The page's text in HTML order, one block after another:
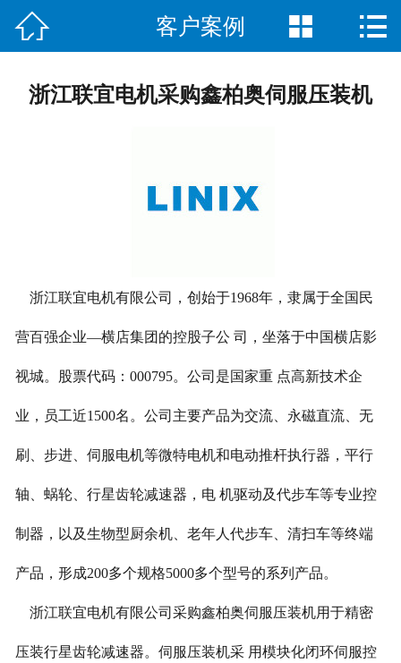
首页
售后服务
在线留言
联系我们
 客户案例  
浙江联宜电机采购鑫柏奥伺服压装机
浙江联宜电机有限公司，创始于1968年，隶属于全国民
营百强企业—横店集团的控股子公 司，坐落于中国横店影
视城。股票代码：000795。公司是国家重 点高新技术企
业，员工近1500名。公司主要产品为交流、永磁直流、无
刷、步进、伺服电机等微特电机和电动推杆执行器，平行
轴、蜗轮、行星齿轮减速器，电 机驱动及代步车等专业控
制器，以及生物型厨余机、老年人代步车、清扫车等终端
产品，形成200多个规格5000多个型号的系列产品。
浙江联宜电机有限公司采购鑫柏奥伺服压装机用于精密
压装行星齿轮减速器。伺服压装机采 用模块化闭环伺服控